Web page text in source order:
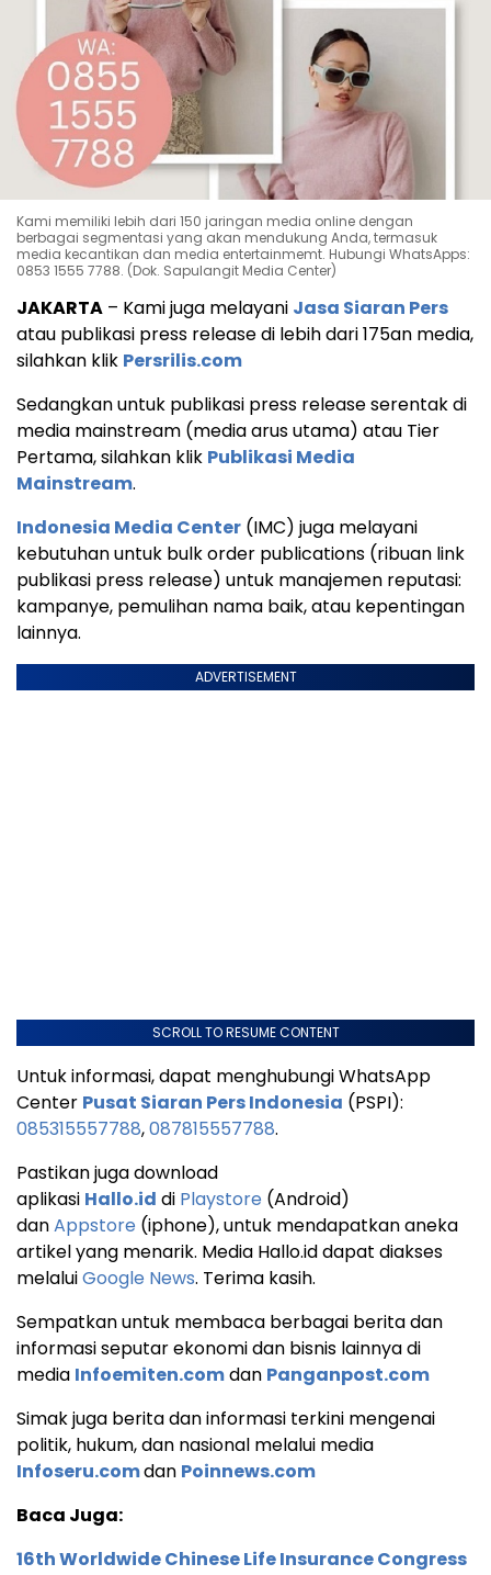
Kami memiliki lebih dari 150 jaringan media online dengan
berbagai segmentasi yang akan mendukung Anda, termasuk
media kecantikan dan media entertainmemt. Hubungi WhatsApps:
0853 1555 7788. (Dok. Sapulangit Media Center)
JAKARTA – Kami juga melayani Jasa Siaran Pers
atau publikasi press release di lebih dari 175an media,
silahkan klik Persrilis.com
Sedangkan untuk publikasi press release serentak di
media mainstream (media arus utama) atau Tier
Pertama, silahkan klik Publikasi Media
Mainstream.
Indonesia Media Center (IMC) juga melayani
kebutuhan untuk bulk order publications (ribuan link
publikasi press release) untuk manajemen reputasi:
kampanye, pemulihan nama baik, atau kepentingan
lainnya.
ADVERTISEMENT
SCROLL TO RESUME CONTENT
Untuk informasi, dapat menghubungi WhatsApp
Center Pusat Siaran Pers Indonesia (PSPI):
085315557788,087815557788.
Pastikan juga download
aplikasi Hallo.id di Playstore (Android)
danAppstore (iphone), untuk mendapatkan aneka
artikel yang menarik. Media Hallo.id dapat diakses
melaluiGoogle News. Terima kasih.
Sempatkan untuk membaca berbagai berita dan
informasi seputar ekonomi dan bisnis lainnya di
media Infoemiten.comdan Panganpost.com
Simak juga berita dan informasi terkini mengenai
politik, hukum, dan nasional melalui media
Infoseru.comdan Poinnews.com
Baca Juga:
16th Worldwide Chinese Life Insurance Congress